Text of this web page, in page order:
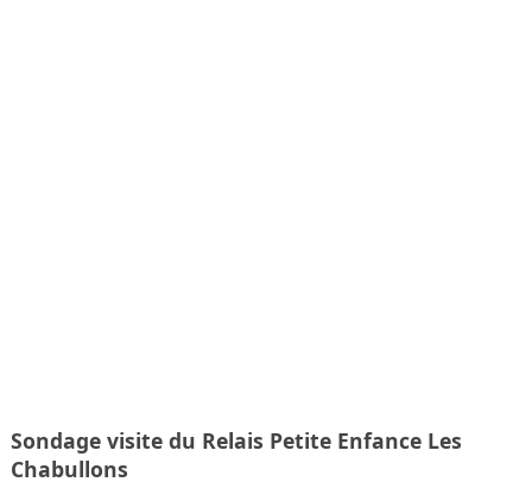
Sondage visite du Relais Petite Enfance Les
Chabullons